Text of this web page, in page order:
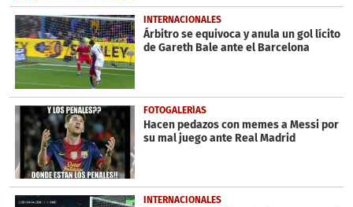
INTERNACIONALES
Árbitro se equivoca y anula un gol lícito
de Gareth Bale ante el Barcelona
FOTOGALERÍAS
Hacen pedazos con memes a Messi por
su mal juego ante Real Madrid
INTERNACIONALES